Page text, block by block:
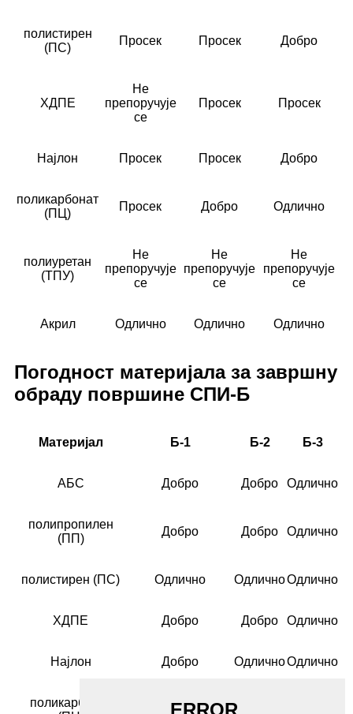
полистирен
(ПС)
Просек Просек Добро
ХДПЕ
Не
препоручује
се
Просек Просек
Најлон Просек Просек Добро
поликарбонат
(ПЦ)
Просек Добро Одлично
полиуретан
(ТПУ)
Не
препоручује
се
Не
препоручује
се
Не
препоручује
се
Акрил Одлично Одлично Одлично
Погодност материјала за завршну
обраду површине СПИ-Б
Материјал Б-1 Б-2 Б-3
АБС Добро Добро Одлично
полипропилен
(ПП)
Добро Добро Одлично
полистирен (ПС) Одлично ОдличноОдлично
ХДПЕ Добро Добро Одлично
Најлон Добро ОдличноОдлично
поликарбонат
Добро